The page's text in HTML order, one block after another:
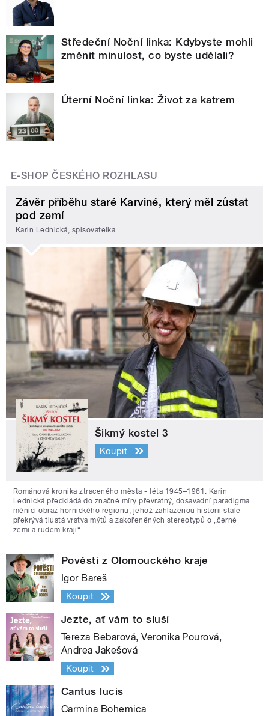
Středeční Noční linka: Kdybyste mohli
změnit minulost, co byste udělali?
Úterní Noční linka: Život za katrem
E-SHOP ČESKÉHO ROZHLASU
Závěr příběhu staré Karviné, který měl zůstat
pod zemí
Karin Lednická, spisovatelka
Šikmý kostel 3
Koupit
Románová kronika ztraceného města - léta 1945–1961. Karin
Lednická předkládá do značné míry převratný, dosavadní paradigma
měnící obraz hornického regionu, jehož zahlazenou historii stále
překrývá tlustá vrstva mýtů a zakořeněných stereotypů o „černé
zemi a rudém kraji“.
Pověsti z Olomouckého kraje
Igor Bareš
Koupit
Jezte, ať vám to sluší
Tereza Bebarová, Veronika Pourová,
Andrea Jakešová
Koupit
Cantus lucis
Carmina Bohemica